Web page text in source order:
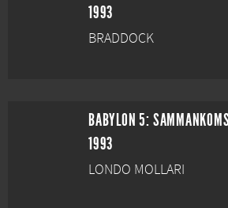
1993
BRADDOCK
BABYLON 5:
1993
LONDO MOLLARI